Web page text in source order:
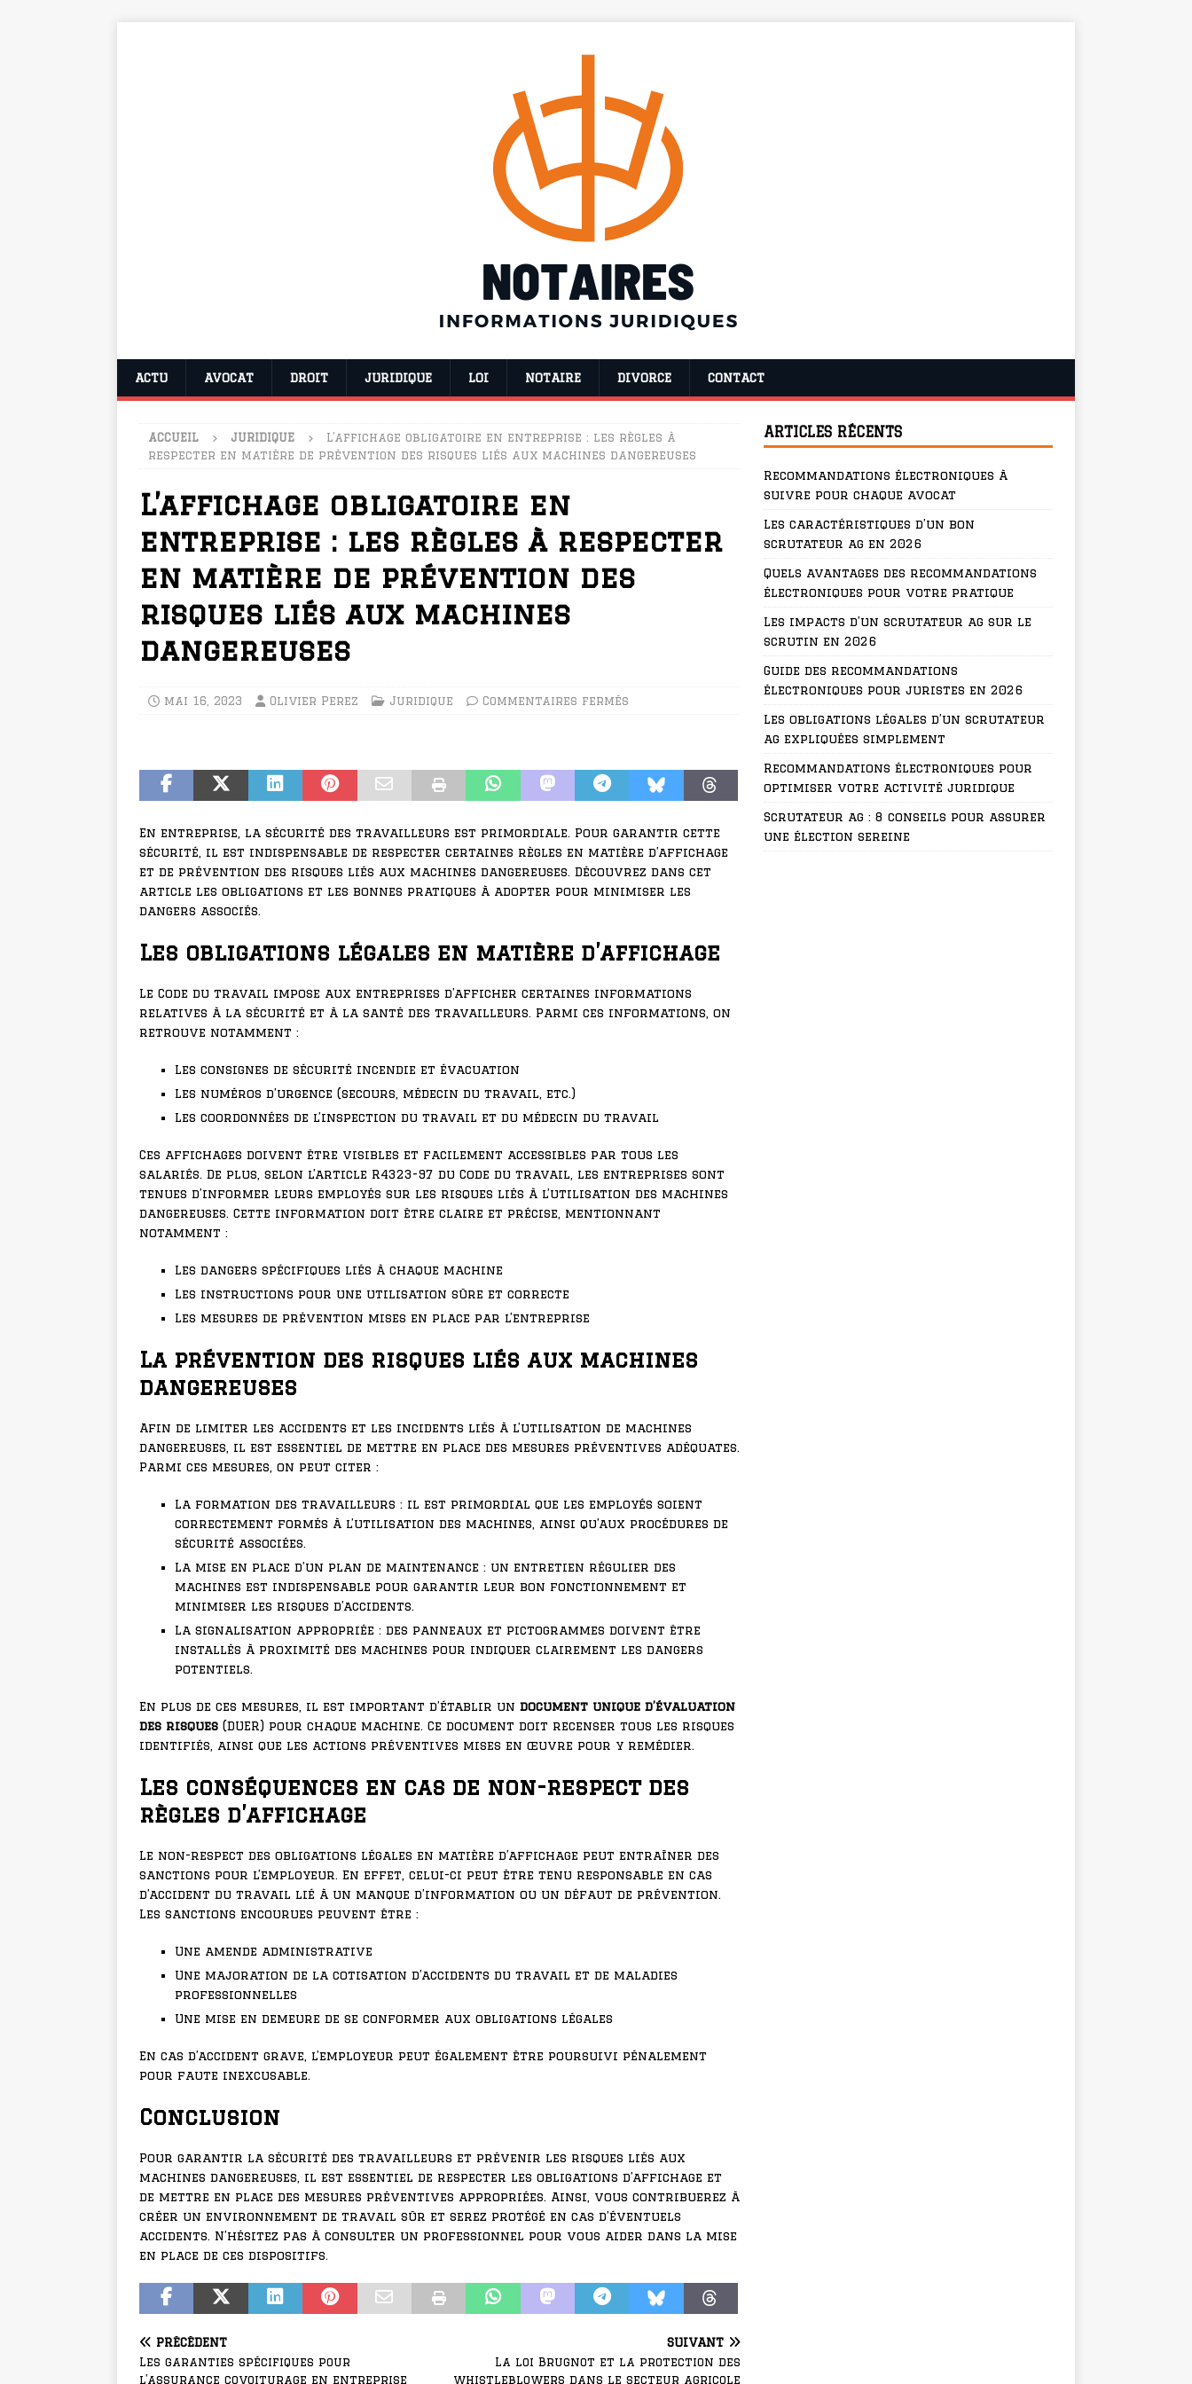
ACTU AVOCAT DROIT JURIDIQUE LOI NOTAIRE DIVORCE CONTACT
ACCUEIL JURIDIQUE
L’affichage obligatoire en entreprise : les règles à
respecter en matière de prévention des risques liés aux machines dangereuses
L’affichage obligatoire en
entreprise : les règles à respecter
en matière de prévention des
risques liés aux machines
dangereuses
mai 16, 2023 Olivier Perez Juridique Commentaires fermés
En entreprise, la sécurité des travailleurs est primordiale. Pour garantir cette
sécurité, il est indispensable de respecter certaines règles en matière d’affichage
et de prévention des risques liés aux machines dangereuses. Découvrez dans cet
article les obligations et les bonnes pratiques à adopter pour minimiser les
dangers associés.
Les obligations légales en matière d’affichage
Le Code du travail impose aux entreprises d’afficher certaines informations
relatives à la sécurité et à la santé des travailleurs. Parmi ces informations, on
retrouve notamment :
Les consignes de sécurité incendie et évacuation
Les numéros d’urgence (secours, médecin du travail, etc.)
Les coordonnées de l’inspection du travail et du médecin du travail
Ces affichages doivent être visibles et facilement accessibles par tous les
salariés. De plus, selon l’article R4323-97 du Code du travail, les entreprises sont
tenues d’informer leurs employés sur les risques liés à l’utilisation des machines
dangereuses. Cette information doit être claire et précise, mentionnant
notamment :
Les dangers spécifiques liés à chaque machine
Les instructions pour une utilisation sûre et correcte
Les mesures de prévention mises en place par l’entreprise
La prévention des risques liés aux machines
dangereuses
Afin de limiter les accidents et les incidents liés à l’utilisation de machines
dangereuses, il est essentiel de mettre en place des mesures préventives adéquates.
Parmi ces mesures, on peut citer :
La formation des travailleurs : il est primordial que les employés soient
correctement formés à l’utilisation des machines, ainsi qu’aux procédures de
sécurité associées.
La mise en place d’un plan de maintenance : un entretien régulier des
machines est indispensable pour garantir leur bon fonctionnement et
minimiser les risques d’accidents.
La signalisation appropriée : des panneaux et pictogrammes doivent être
installés à proximité des machines pour indiquer clairement les dangers
potentiels.
En plus de ces mesures, il est important d’établir un document unique d’évaluation
des risques (DUER) pour chaque machine. Ce document doit recenser tous les risques
identifiés, ainsi que les actions préventives mises en œuvre pour y remédier.
Les conséquences en cas de non-respect des
règles d’affichage
Le non-respect des obligations légales en matière d’affichage peut entraîner des
sanctions pour l’employeur. En effet, celui-ci peut être tenu responsable en cas
d’accident du travail lié à un manque d’information ou un défaut de prévention.
Les sanctions encourues peuvent être :
Une amende administrative
Une majoration de la cotisation d’accidents du travail et de maladies
professionnelles
Une mise en demeure de se conformer aux obligations légales
En cas d’accident grave, l’employeur peut également être poursuivi pénalement
pour faute inexcusable.
Conclusion
Pour garantir la sécurité des travailleurs et prévenir les risques liés aux
machines dangereuses, il est essentiel de respecter les obligations d’affichage et
de mettre en place des mesures préventives appropriées. Ainsi, vous contribuerez à
créer un environnement de travail sûr et serez protégé en cas d’éventuels
accidents. N’hésitez pas à consulter un professionnel pour vous aider dans la mise
en place de ces dispositifs.
PRÉCÉDENT
Les garanties spécifiques pour
l’assurance covoiturage en entreprise
SUIVANT
La loi Brugnot et la protection des
whistleblowers dans le secteur agricole
ARTICLES RÉCENTS
Recommandations électroniques à
suivre pour chaque avocat
Les caractéristiques d’un bon
scrutateur ag en 2026
Quels avantages des recommandations
électroniques pour votre pratique
Les impacts d’un scrutateur ag sur le
scrutin en 2026
Guide des recommandations
électroniques pour juristes en 2026
Les obligations légales d’un scrutateur
ag expliquées simplement
Recommandations électroniques pour
optimiser votre activité juridique
Scrutateur ag : 8 conseils pour assurer
une élection sereine